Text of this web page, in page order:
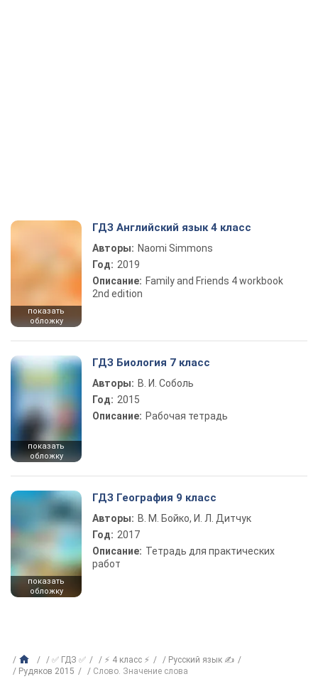
показать
обложку
ГДЗ Английский язык 4 класс
Авторы: Naomi Simmons
Год: 2019
Описание: Family and Friends 4 workbook
2nd edition
показать
обложку
ГДЗ Биология 7 класс
Авторы: В. И. Соболь
Год: 2015
Описание: Рабочая тетрадь
показать
обложку
ГДЗ География 9 класс
Авторы: В. М. Бойко, И. Л. Дитчук
Год: 2017
Описание: Тетрадь для практических
работ
✅ ГДЗ ✅ ⚡ 4 класс ⚡
Русский язык ✍
Рудяков 2015
Слово. Значение слова